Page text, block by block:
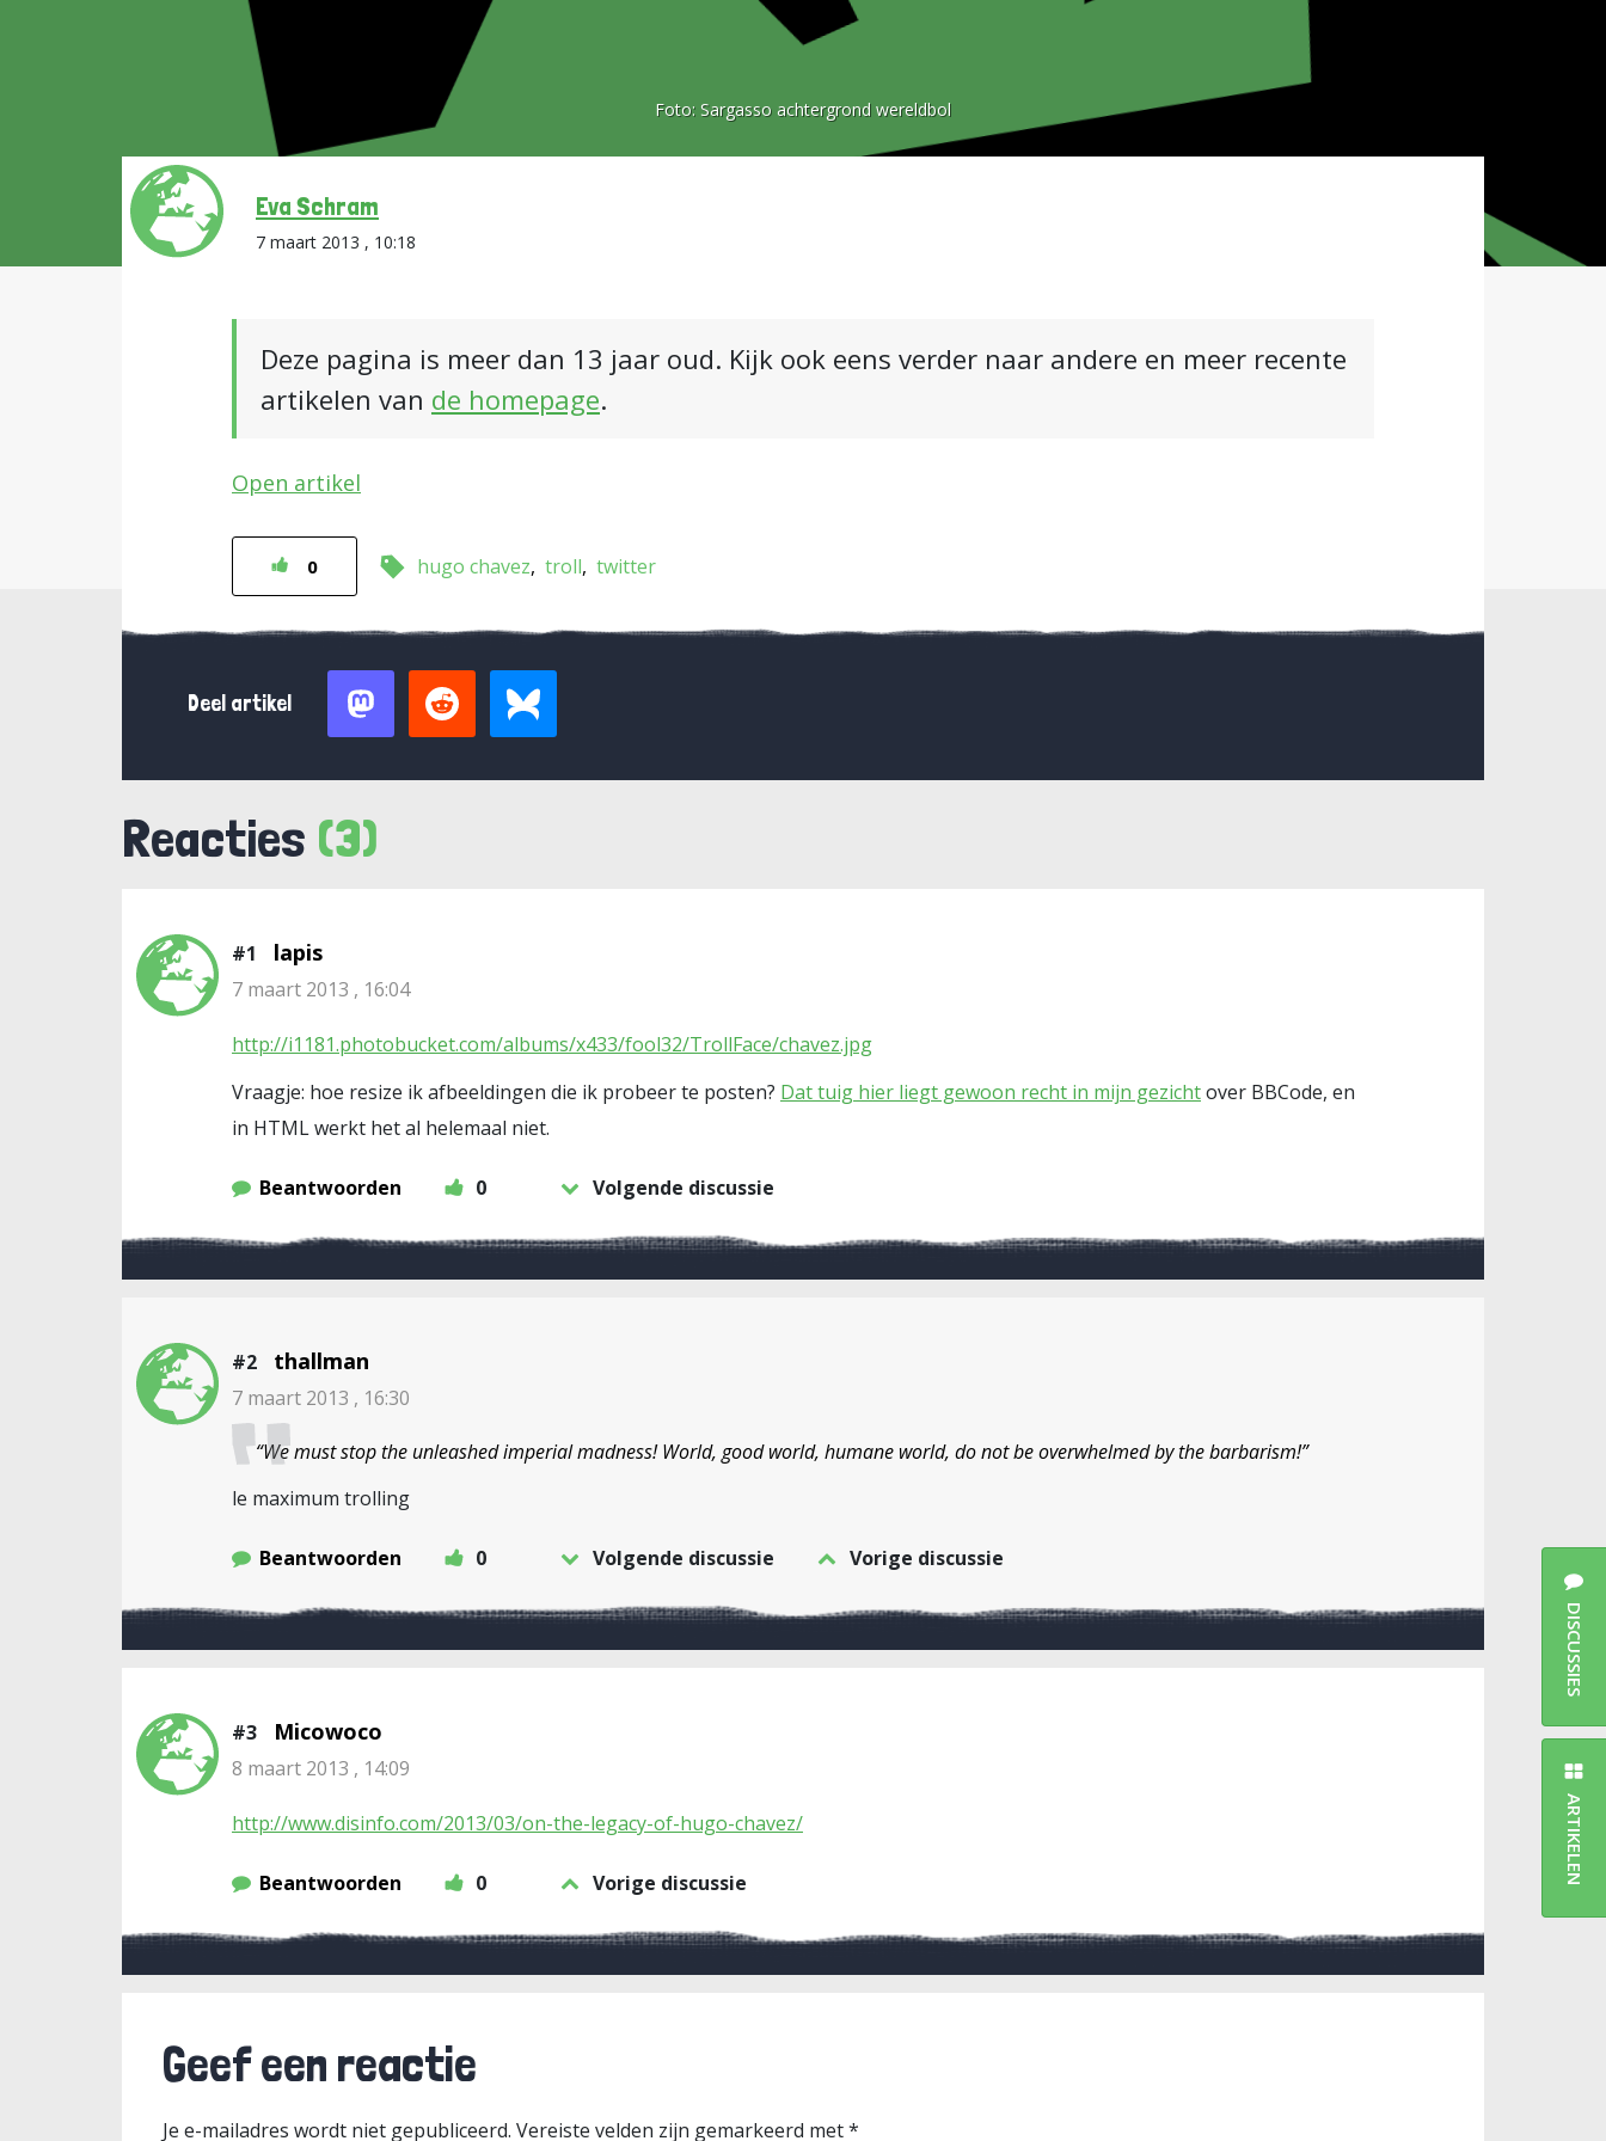
Foto: Sargasso achtergrond wereldbol
Eva Schram
7 maart 2013 , 10:18
Deze pagina is meer dan 13 jaar oud. Kijk ook eens verder naar andere en meer recente
artikelen van de homepage.
Open artikel
0 hugo chavez troll twitter
Deel artikel
Reacties (3)
#1 lapis
7 maart 2013 , 16:04
http://i1181.photobucket.com/albums/x433/fool32/TrollFace/chavez.jpg
Vraagje: hoe resize ik afbeeldingen die ik probeer te posten? Dat tuig hier liegt gewoon recht in mijn gezichtover BBCode, en
in HTML werkt het al helemaal niet.
Beantwoorden 0 Volgende discussie
#2 thallman
7 maart 2013 , 16:30
“We must stop the unleashed imperial madness! World, good world, humane world, do not be overwhelmed by the barbarism!”
le maximum trolling
Beantwoorden 0 Volgende discussie Vorige discussie
#3 Micowoco
8 maart 2013 , 14:09
http://www.disinfo.com/2013/03/on-the-legacy-of-hugo-chavez/
Beantwoorden 0 Vorige discussie
Geef een reactie
Je e-mailadres wordt niet gepubliceerd. Vereiste velden zijn gemarkeerd met*
DISCUSSIES
ARTIKELEN